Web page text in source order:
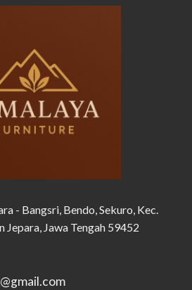
- Bangsri, Bendo, Sekuro, Kec.
Jawa Tengah 59452